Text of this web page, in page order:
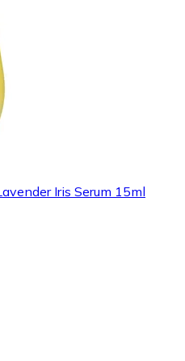
Iris Serum 15ml